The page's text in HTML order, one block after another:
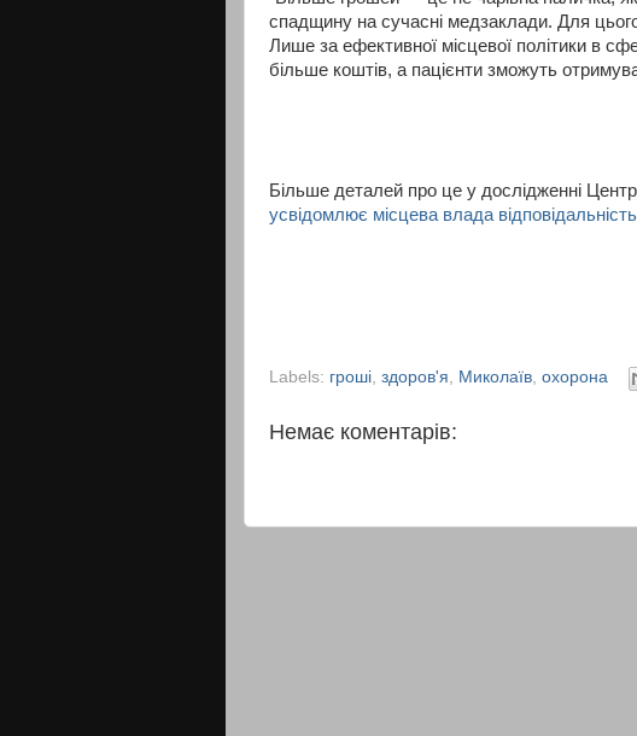
спадщину на сучасні медзаклади. Для
Лише за ефективної місцевої політики в
більше коштів, а пацієнти зможуть
Більше деталей про це у дослідженні
усвідомлює місцева влада
Labels: гроші здоров'я Миколаїв охорона
Немає коментарів: